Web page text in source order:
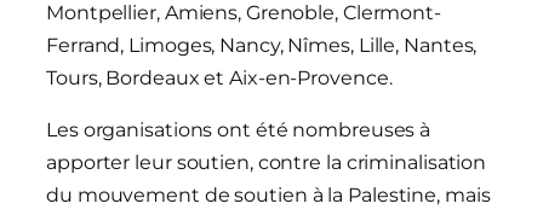
Montpellier, Amiens, Grenoble, Clermont-
Ferrand, Limoges, Nancy, Nîmes, Lille, Nantes,
Tours, Bordeaux et Aix-en-Provence.
Les organisations ont été nombreuses à
apporter leur soutien, contre la criminalisation
du mouvement de soutien à la Palestine, mais